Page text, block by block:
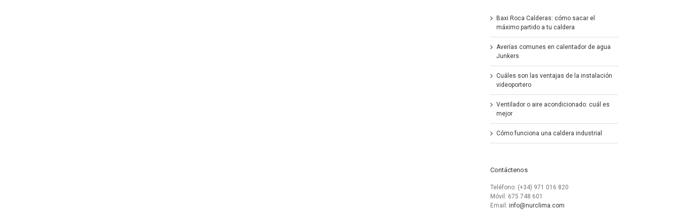
Baxi Roca Calderas: cómo sacar el
máximo partido a tu caldera
Averías comunes en calentador de agua
Junkers
Cuáles son las ventajas de la instalación
videoportero
Ventilador o aire acondicionado: cuál es
mejor
Cómo funciona una caldera industrial
Contáctenos
Teléfono: (+34) 971 016 820
Móvil: 675 748 601
Email: info@nurclima.com